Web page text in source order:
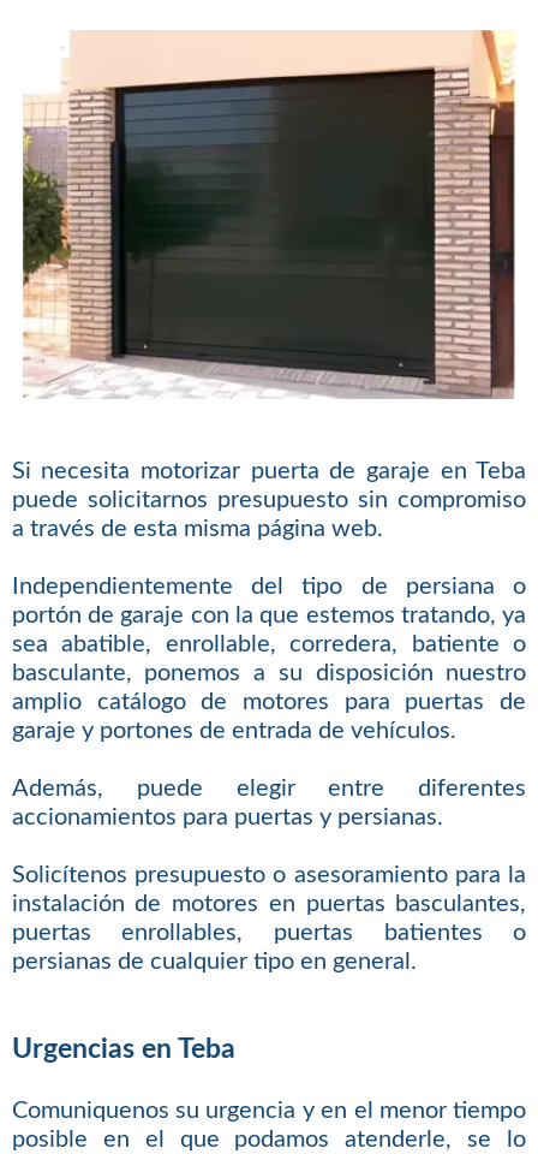
Si necesita motorizar puerta de garaje en Teba
puede solicitarnos presupuesto sin compromiso
a través de esta misma página web.
Independientemente del tipo de persiana o
portón de garaje con la que estemos tratando, ya
sea abatible, enrollable, corredera, batiente o
basculante, ponemos a su disposición nuestro
amplio catálogo de motores para puertas de
garaje y portones de entrada de vehículos.
Además, puede elegir entre diferentes
accionamientos para puertas y persianas.
Solicítenos presupuesto o asesoramiento para la
instalación de motores en puertas basculantes,
puertas enrollables, puertas batientes o
persianas de cualquier tipo en general.
Urgencias en Teba
Comuniquenos su urgencia y en el menor tiempo
posible en el que podamos atenderle, se lo